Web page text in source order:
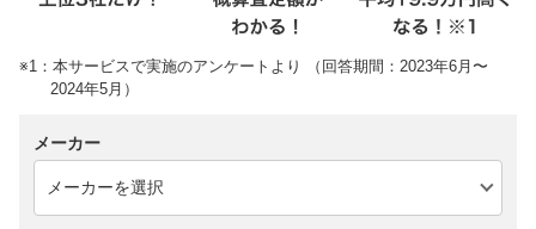
※1：本サービスで実施のアンケートより （回答期間：2023年6月〜
2024年5月）
メーカー